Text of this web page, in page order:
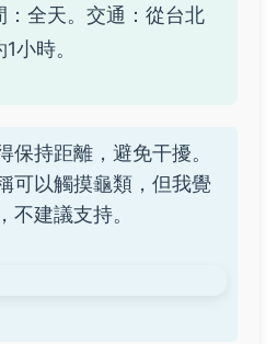
：全天。交通：從台北
小時。
保持距離，避免干擾。
可以觸摸龜類，但我覺
不建議支持。